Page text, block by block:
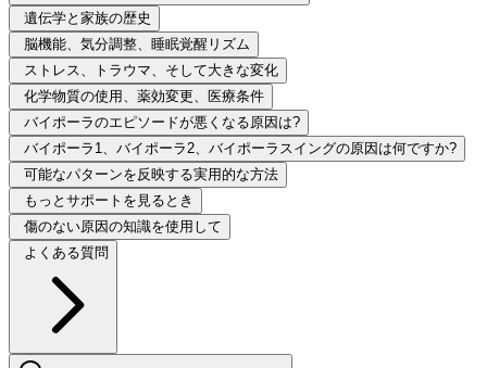
遺伝学と家族の歴史
脳機能、気分調整、睡眠覚醒リズム
ストレス、トラウマ、そして大きな変化
化学物質の使用、薬効変更、医療条件
バイポーラのエピソードが悪くなる原因は?
バイポーラ1、バイポーラ2、バイポーラスイングの原因は何ですか?
可能なパターンを反映する実用的な方法
もっとサポートを見るとき
傷のない原因の知識を使用して
よくある質問